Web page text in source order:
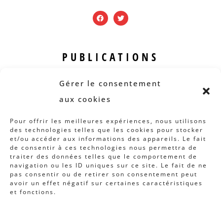
Gérer le consentement
aux cookies
Pour offrir les meilleures expériences, nous utilisons
des technologies telles que les cookies pour stocker
et/ou accéder aux informations des appareils. Le fait
de consentir à ces technologies nous permettra de
traiter des données telles que le comportement de
navigation ou les ID uniques sur ce site. Le fait de ne
pas consentir ou de retirer son consentement peut
avoir un effet négatif sur certaines caractéristiques
et fonctions.
PUBLICATIONS
Revue B.I.S.
Rapports et analyses
Articles
AUTRES INFOS
Actions
Concertation
Archives